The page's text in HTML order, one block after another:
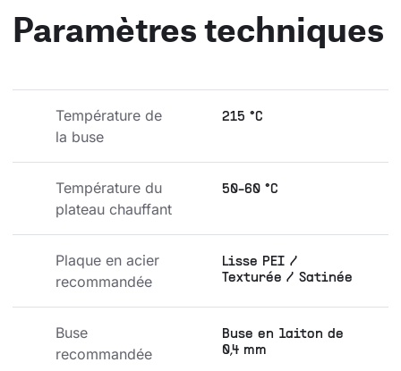
Paramètres techniques
Température de
la buse
215 °C
Température du
plateau chauffant
50-60 °C
Plaque en acier
recommandée
Lisse PEI /
Texturée / Satinée
Buse
recommandée
Buse en laiton de
0,4 mm